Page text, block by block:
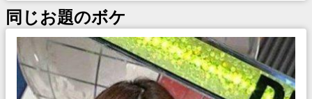
同じお題のボケ